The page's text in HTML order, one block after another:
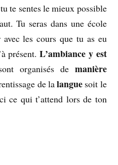
te sentes le mieux possible
Tu seras dans une école
les cours que tu as eu
présent.L’ambiance y est
organisés de manière
de lalangue soit le
ce qui t’attend lors de ton